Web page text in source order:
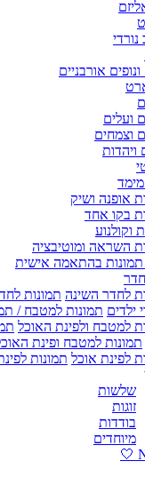
נורדי
אורבניים
ועלים
וצמחים
ויהדות
אופנה ושיק
בקו אחד
וקולנוע
השראה ומוטיבציה
תמונות בהתאמה אישית
לחדר השינה תמונות
ילדים תמונות למטבח /
למטבח ולפינת האוכל
תמונות למטבח ופינת
לפינת אוכל תמונות
שלשות
זוגות
בודדות
מיוחדים